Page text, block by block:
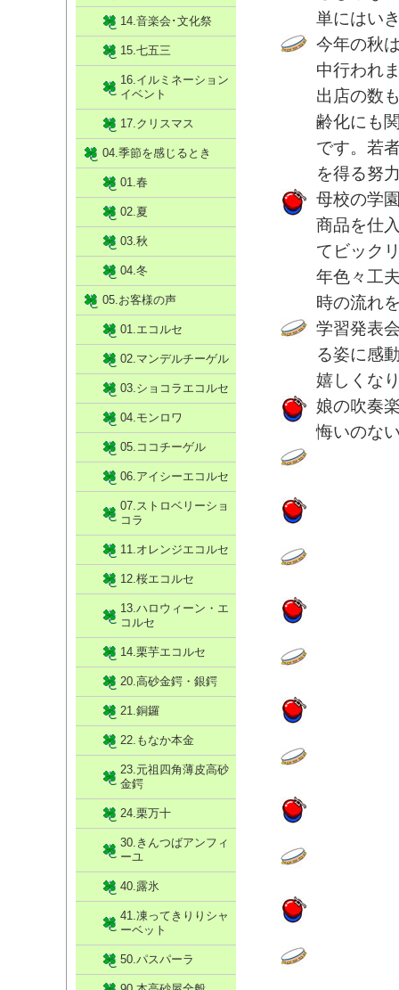
単にはい
今年の秋
中行われ
出店の数
齢化にも
です。若
を得る努
母校の学
商品を仕
てビック
年色々工
時の流れ
学習発表
る姿に感
嬉しくな
娘の吹奏
悔いのな
14.音楽会･文化祭
15.七五三
16.イルミネーション
イベント
17.クリスマス
04.季節を感じるとき
01.春
02.夏
03.秋
04.冬
05.お客様の声
01.エコルセ
02.マンデルチーゲル
03.ショコラエコルセ
04.モンロワ
05.ココチーゲル
06.アイシーエコルセ
07.ストロベリーショ
コラ
11.オレンジエコルセ
12.桜エコルセ
13.ハロウィーン・エ
コルセ
14.栗芋エコルセ
20.高砂金鍔・銀鍔
21.銅鑼
22.もなか本金
23.元祖四角薄皮高砂
金鍔
24.栗万十
30.きんつばアンフィ
ーユ
40.露氷
41.凍ってきりりシャ
ーベット
50.パスパーラ